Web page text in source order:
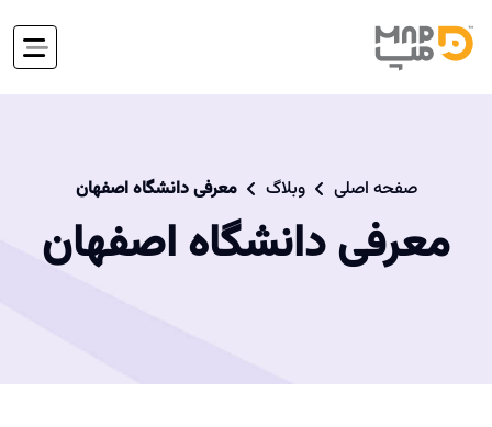
صفحه اصلی وبلاگ معرفی دانشگاه اصفهان
معرفی دانشگاه اصفهان